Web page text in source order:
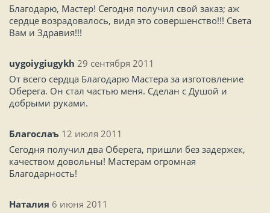
Благодарю, Мастер! Сегодня получил свой заказ; аж
сердце возрадовалось, видя это совершенство!!! Света
Вам и Здравия!!!
uygoiygiugykh 29 сентября 2011
От всего сердца Благодарю Мастера за изготовление
Оберега. Он стал частью меня. Сделан с Душой и
добрыми руками.
Благослаъ 12 июля 2011
Сегодня получил два Оберега, пришли без задержек,
качеством довольны! Мастерам огромная
Благодарность!
Наталия 6 июня 2011